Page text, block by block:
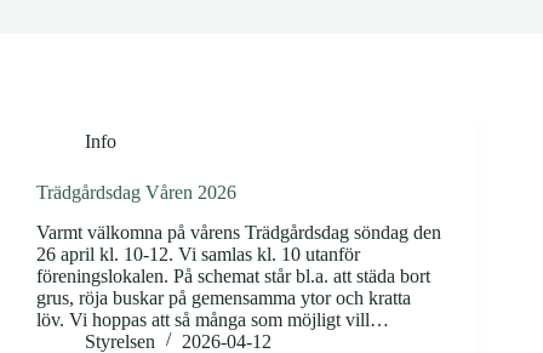
Info
Trädgårdsdag Våren 2026
Varmt välkomna på vårens Trädgårdsdag söndag den
26 april kl. 10-12. Vi samlas kl. 10 utanför
föreningslokalen. På schemat står bl.a. att städa bort
grus, röja buskar på gemensamma ytor och kratta
löv. Vi hoppas att så många som möjligt vill…
Styrelsen
2026-04-12